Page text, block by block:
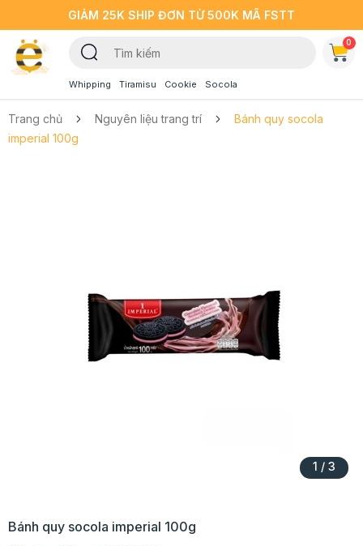
GIẢM 25K SHIP ĐƠN TỪ 500K MÃ FSTT
Whipping Tiramisu Cookie Socola
0
Trang chủ Nguyên liệu trang trí
Bánh quy socola
imperial 100g
1 / 3
Bánh quy socola imperial 100g